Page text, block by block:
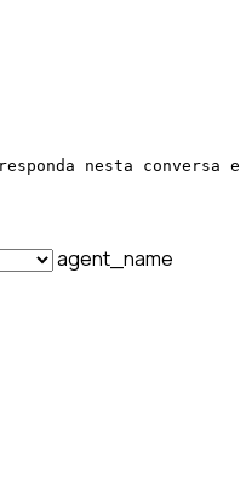
nesta conversa e
agent_name